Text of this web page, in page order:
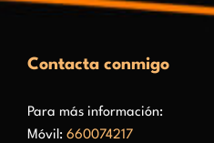
Contacta conmigo
Para más información:
Móvil: 660074217